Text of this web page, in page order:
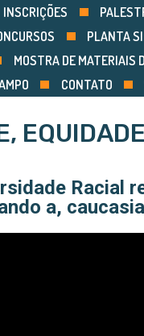
INSCRIÇÕES
PLANTA
MOSTRA DE MATERIAIS
CONTATO
Racial
a,